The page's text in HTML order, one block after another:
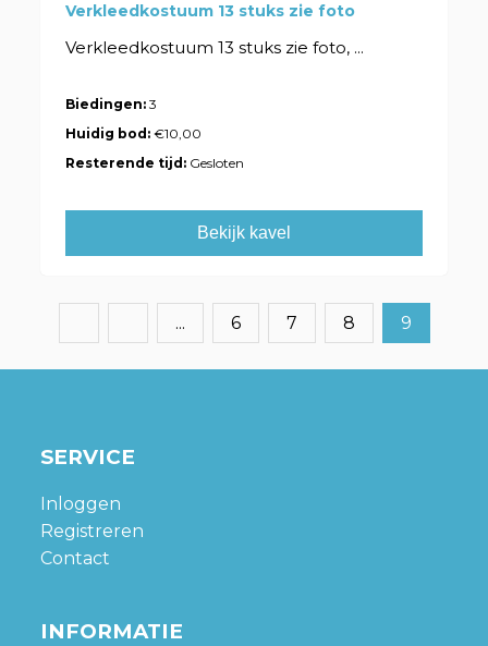
Verkleedkostuum 13 stuks zie foto
Verkleedkostuum 13 stuks zie foto, ...
Biedingen: 3
Huidig bod:€10,00
Resterende tijd: Gesloten
Bekijk kavel
... 6 7 8 9
SERVICE
Inloggen
Registreren
Contact
INFORMATIE